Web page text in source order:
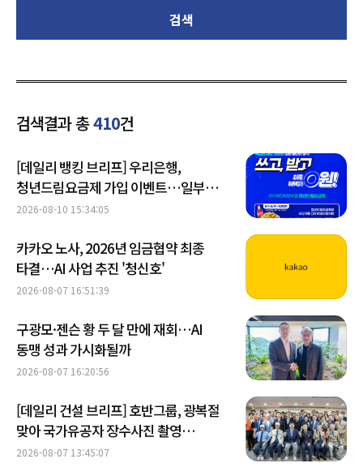
검색
검색결과 총410건
[데일리 뱅킹 브리프] 우리은행,
청년드림요금제 가입 이벤트…일부
요금제 '체감가 0원' 外
2026-08-10 15:34:05
카카오 노사, 2026년 임금협약 최종
타결…AI 사업 추진 '청신호'
2026-08-07 16:51:39
구광모·젠슨 황 두 달 만에 재회…AI
동맹 성과 가시화될까
2026-08-07 16:20:56
[데일리 건설 브리프] 호반그룹, 광복절
맞아 국가유공자 장수사진 촬영
봉사활동 外
2026-08-07 13:45:07